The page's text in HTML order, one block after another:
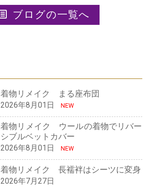
ブログの一覧へ
着物リメイク まる座布団
2026年8月01日
NEW
着物リメイク ウールの着物でリバー
シブルベットカバー
2026年8月01日
NEW
着物リメイク 長襦袢はシーツに変身
2026年7月27日